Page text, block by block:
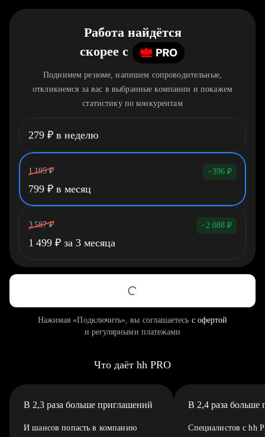
Работа найдётся
скорее c
Поднимем резюме, напишем сопроводительные,
откликнемся за вас в выбранные компании и покажем
статистику по конкурентам
279 ₽ в неделю
1 195 ₽ −396 ₽
799 ₽ в месяц
3 587 ₽ −2 088 ₽
1 499 ₽ за 3 месяца
Нажимая «Подключить», вы соглашаетесь с офертой
и регулярными платежами
Что даёт hh PRO
В 2,3 раза больше приглашений
И шансов попасть в компанию
В 2,4 раза больше
Специалистов с hh